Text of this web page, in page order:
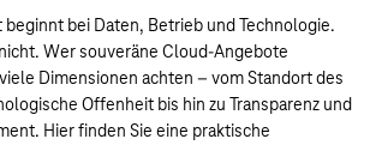
bei Daten, Betrieb und Technologie.
Wer souveräne Cloud-Angebote
Dimensionen achten – vom Standort des
Offenheit bis hin zu Transparenz und
Hier finden Sie eine praktische